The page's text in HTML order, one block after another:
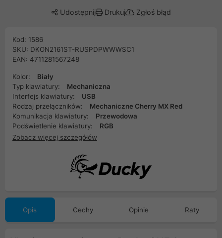
Udostępnij Drukuj Zgłoś błąd
Kod: 1586
SKU: DKON2161ST-RUSPDPWWWSC1
EAN: 4711281567248
Kolor:
Biały
Typ klawiatury:
Mechaniczna
Interfejs klawiatury:
USB
Rodzaj przełączników:
Mechaniczne Cherry MX Red
Komunikacja klawiatury:
Przewodowa
Podświetlenie klawiatury:
RGB
Zobacz więcej szczegółów
Opis Cechy Opinie Raty